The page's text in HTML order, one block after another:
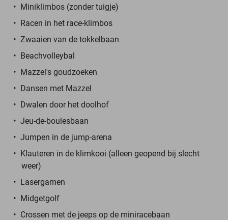
Miniklimbos (zonder tuigje)
Racen in het race-klimbos
Zwaaien van de tokkelbaan
Beachvolleybal
Mazzel's goudzoeken
Dansen met Mazzel
Dwalen door het doolhof
Jeu-de-boulesbaan
Jumpen in de jump-arena
Klauteren in de klimkooi (alleen geopend bij slecht
weer)
Lasergamen
Midgetgolf
Crossen met de jeeps op de miniracebaan